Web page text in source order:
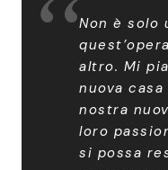
Non è solo
altro. Mi
nuova casa
nostra
loro
si possa